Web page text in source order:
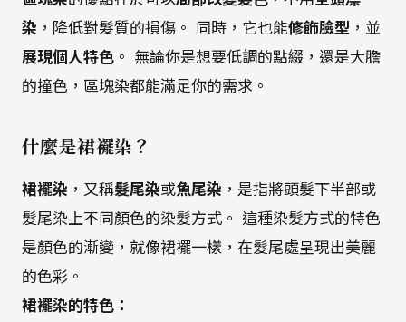
染 ，降低對髮質的損傷。 同時，它也能修飾臉型 ，並
展現個人特色 。 無論你是想要低調的點綴，還是大膽
的撞色，區塊染都能滿足你的需求。
什麼是裙襬染？
裙襬染 ，又稱髮尾染或魚尾染 ，是指將頭髮下半部或
髮尾染上不同顏色的染髮方式。 這種染髮方式的特色
是顏色的漸變，就像裙襬一樣，在髮尾處呈現出美麗
的色彩。
裙襬染的特色：